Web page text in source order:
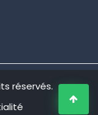
réservés.